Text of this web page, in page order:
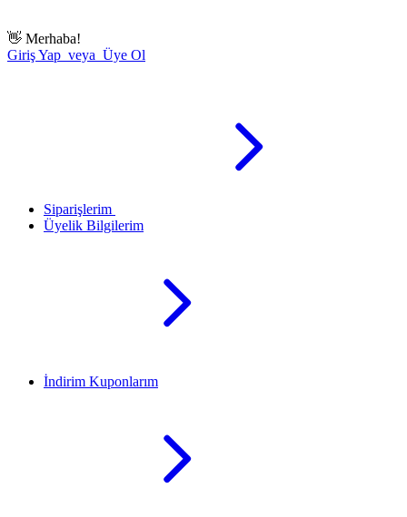
👋 Merhaba!
Giriş Yap veya Üye Ol
Siparişlerim
Üyelik Bilgilerim
İndirim Kuponlarım